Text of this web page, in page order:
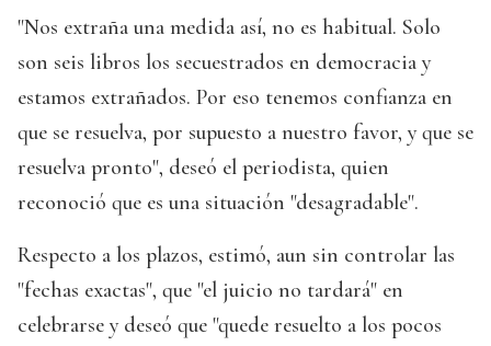
"Nos extraña una medida así, no es habitual. Solo
son seis libros los secuestrados en democracia y
estamos extrañados. Por eso tenemos confianza en
que se resuelva, por supuesto a nuestro favor, y que se
resuelva pronto", deseó el periodista, quien
reconoció que es una situación "desagradable".
Respecto a los plazos, estimó, aun sin controlar las
"fechas exactas", que "el juicio no tardará" en
celebrarse y deseó que "quede resuelto a los pocos